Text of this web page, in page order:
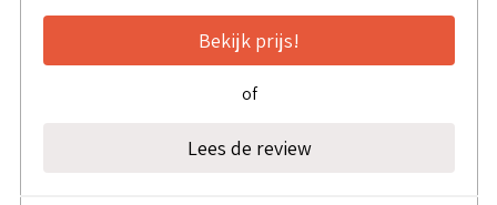
Bekijk prijs!
of
Lees de review